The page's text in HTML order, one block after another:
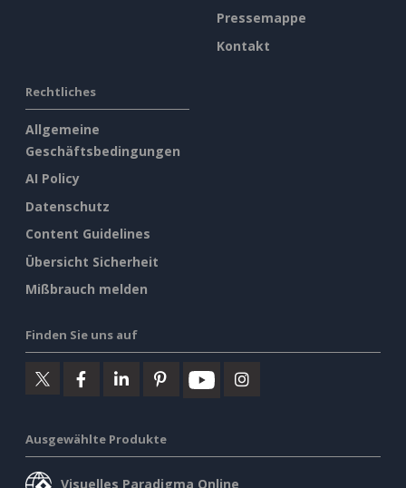
Pressemappe
Kontakt
Rechtliches
Allgemeine
Geschäftsbedingungen
AI Policy
Datenschutz
Content Guidelines
Übersicht Sicherheit
Mißbrauch melden
Finden Sie uns auf
Ausgewählte Produkte
Visuelles Paradigma Online